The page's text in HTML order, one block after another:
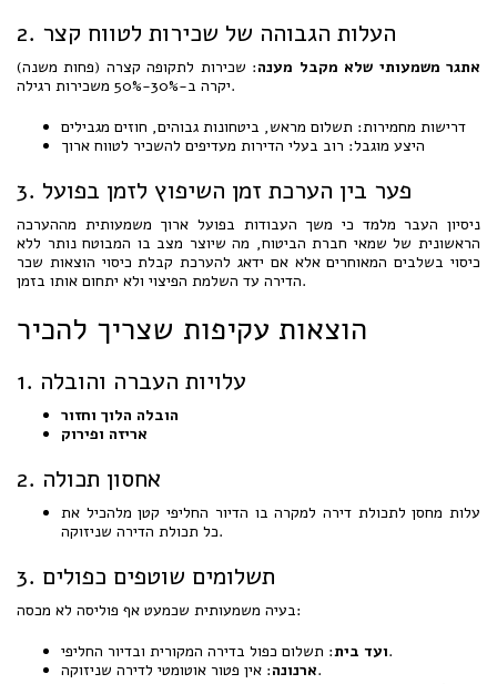
2. העלות הגבוהה של שכירות לטווח קצר
אתגר משמעותי שלא מקבל מענה: שכירות לתקופה קצרה (פחות משנה)
יקרה ב-30%-50% משכירות רגילה.
דרישות מחמירות: תשלום מראש, ביטחונות גבוהים, חוזים מגבילים
היצע מוגבל: רוב בעלי הדירות מעדיפים להשכיר לטווח ארוך
3. פער בין הערכת זמן השיפוץ לזמן בפועל
ניסיון העבר מלמד כי משך העבודות בפועל ארוך משמעותית מההערכה
הראשונית של שמאי חברת הביטוח, מה שיוצר מצב בו המבוטח נותר ללא
כיסוי בשלבים המאוחרים אלא אם ידאג להערכת קבלת כיסוי הוצאות שכר
הדירה עד השלמת הפיצוי ולא יתחום אותו בזמן.
הוצאות עקיפות שצריך להכיר
1. עלויות העברה והובלה
הובלה הלוך וחזור
אריזה ופירוק
2. אחסון תכולה
עלות מחסן לתכולת דירה למקרה בו הדיור החליפי קטן מלהכיל את
כל תכולת הדירה שניזוקה.
3. תשלומים שוטפים כפולים
בעיה משמעותית שכמעט אף פוליסה לא מכסה:
ועד בית: תשלום כפול בדירה המקורית ובדיור החליפי.
ארנונה: אין פטור אוטומטי לדירה שניזוקה.